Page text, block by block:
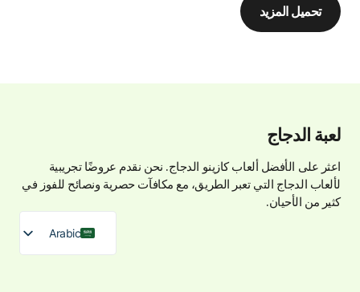
تحميل المزيد
لعبة الدجاج
اعثر على الأفضلألعاب كازينو الدجاج. نحن نقدم عروضًا تجريبية
لألعاب الدجاج التي تعبر الطريق، مع مكافآت حصرية ونصائح للفوز في
كثير من الأحيان.
Arabic